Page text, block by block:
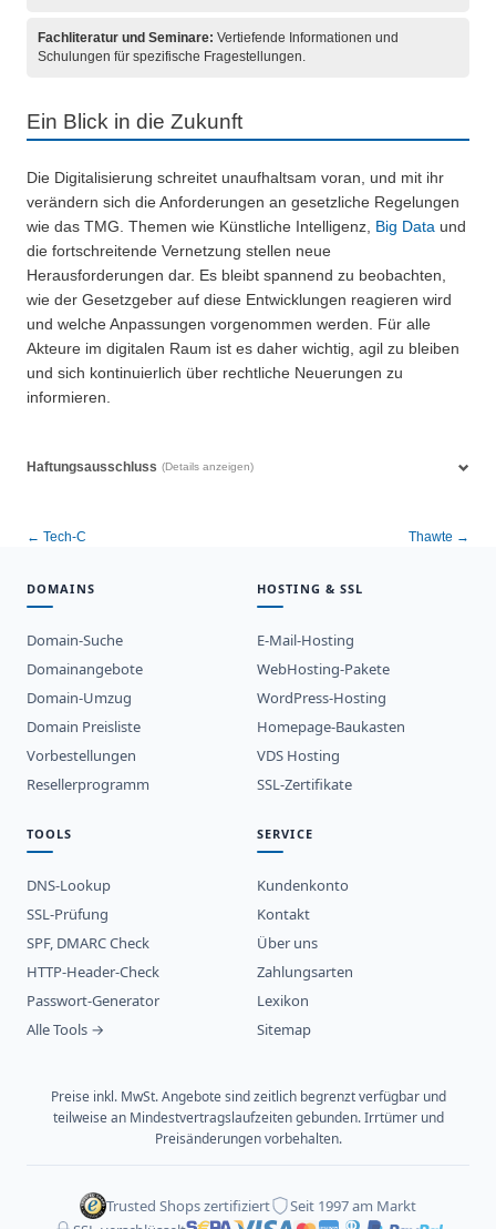
Fachliteratur und Seminare: Vertiefende Informationen und
Schulungen für spezifische Fragestellungen.
Ein Blick in die Zukunft
Die Digitalisierung schreitet unaufhaltsam voran, und mit ihr
verändern sich die Anforderungen an gesetzliche Regelungen
wie das TMG. Themen wie Künstliche Intelligenz, Big Data und
die fortschreitende Vernetzung stellen neue
Herausforderungen dar. Es bleibt spannend zu beobachten,
wie der Gesetzgeber auf diese Entwicklungen reagieren wird
und welche Anpassungen vorgenommen werden. Für alle
Akteure im digitalen Raum ist es daher wichtig, agil zu bleiben
und sich kontinuierlich über rechtliche Neuerungen zu
informieren.
Haftungsausschluss (Details anzeigen)
← Tech-C Thawte →
DOMAINS
Domain-Suche
Domainangebote
Domain-Umzug
Domain Preisliste
Vorbestellungen
Resellerprogramm
HOSTING & SSL
E-Mail-Hosting
WebHosting-Pakete
WordPress-Hosting
Homepage-Baukasten
VDS Hosting
SSL-Zertifikate
TOOLS
DNS-Lookup
SSL-Prüfung
SPF, DMARC Check
HTTP-Header-Check
Passwort-Generator
Alle Tools →
SERVICE
Kundenkonto
Kontakt
Über uns
Zahlungsarten
Lexikon
Sitemap
Preise inkl. MwSt. Angebote sind zeitlich begrenzt verfügbar und
teilweise an Mindestvertragslaufzeiten gebunden. Irrtümer und
Preisänderungen vorbehalten.
Trusted Shops zertifiziert
Seit 1997 am Markt